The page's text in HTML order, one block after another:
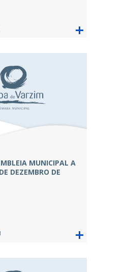
MUNICIPAL A
DEZEMBRO DE